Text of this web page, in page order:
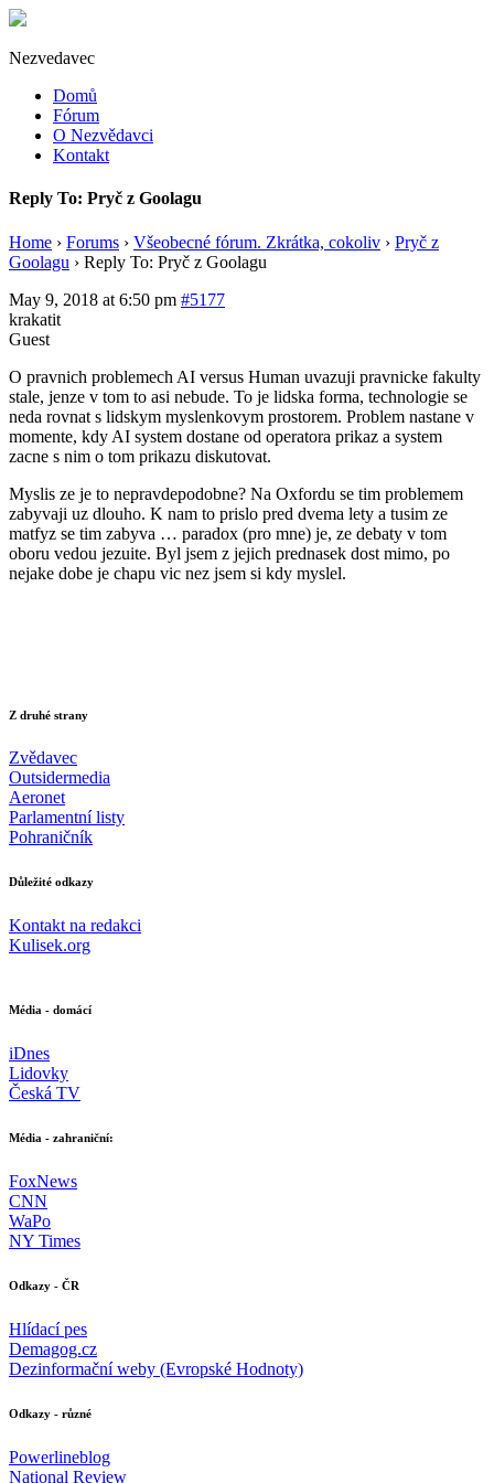
Nezvedavec
Domů
Fórum
O Nezvědavci
Kontakt
Reply To: Pryč z Goolagu
Home › Forums › Všeobecné fórum. Zkrátka, cokoliv › Pryč z
Goolagu › Reply To: Pryč z Goolagu
May 9, 2018 at 6:50 pm #5177
krakatit
Guest
O pravnich problemech AI versus Human uvazuji pravnicke fakulty
stale, jenze v tom to asi nebude. To je lidska forma, technologie se
neda rovnat s lidskym myslenkovym prostorem. Problem nastane v
momente, kdy AI system dostane od operatora prikaz a system
zacne s nim o tom prikazu diskutovat.
Myslis ze je to nepravdepodobne? Na Oxfordu se tim problemem
zabyvaji uz dlouho. K nam to prislo pred dvema lety a tusim ze
matfyz se tim zabyva … paradox (pro mne) je, ze debaty v tom
oboru vedou jezuite. Byl jsem z jejich prednasek dost mimo, po
nejake dobe je chapu vic nez jsem si kdy myslel.
Z druhé strany
Zvědavec
Outsidermedia
Aeronet
Parlamentní listy
Pohraničník
Důležité odkazy
Kontakt na redakci
Kulisek.org
Média - domácí
iDnes
Lidovky
Česká TV
Média - zahraniční:
FoxNews
CNN
WaPo
NY Times
Odkazy - ČR
Hlídací pes
Demagog.cz
Dezinformační weby (Evropské Hodnoty)
Odkazy - různé
Powerlineblog
National Review